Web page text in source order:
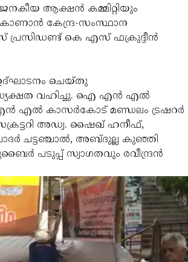
ആക്ഷന്‍ കമ്മിറ്റിയും
കേന്ദ്ര-സംസ്ഥാന
കെ എസ് ഫക്രുദ്ദീന്‍
ഉദ്ഘാടനം ചെയ്തു
വഹിച്ചു. ഐ എന്‍ എല്‍
എല്‍ കാസര്‍കോട് മണ്ഡലം ട്രഷറര്‍
അഡ്വ. ഷൈഖ് ഹനീഫ്,
ചട്ടഞ്ചാല്‍, അബ്ദുല്ല കുഞ്ഞി
പടുപ്പ് സ്വാഗതവും രവീന്ദ്രന്‍